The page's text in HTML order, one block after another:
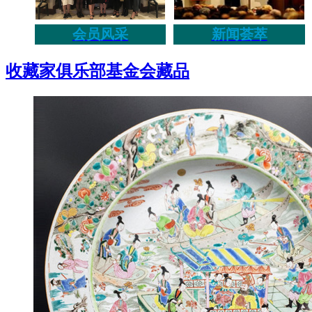
会员风采 新闻荟萃
收藏家俱乐部基金会藏品